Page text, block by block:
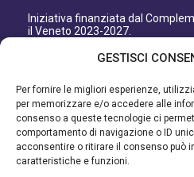
GESTISCI
Per fornire le migliori esperienze,
per memorizzare e/o accedere alle
consenso a queste tecnologie ci
comportamento di navigazione o ID
acconsentire o ritirare il consenso può
caratteristiche e funzioni.
Iniziativa finanziata dal
il Veneto 2023-2027.
Organismo responsabile
Autorità di Gestione regionale:
Direzione AdG FEASR Bonifica e
Iniziativa finanziata dal
Veneto 2014-2022.
Organismo responsabile